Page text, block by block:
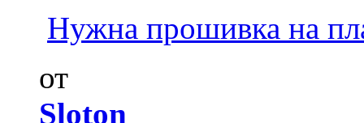
Нужна прошивка на
от
Sloton